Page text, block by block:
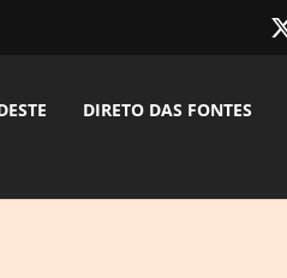
DIRETO DAS FONTES